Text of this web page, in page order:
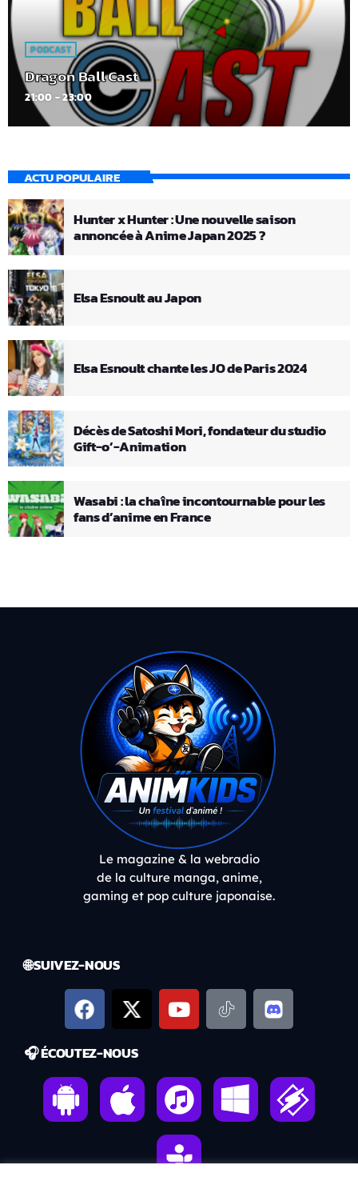
PODCAST
Dragon Ball Cast
21:00 - 23:00
ACTU POPULAIRE
Hunter x Hunter : Une nouvelle saison
annoncée à Anime Japan 2025 ?
Elsa Esnoult au Japon
Elsa Esnoult chante les JO de Paris 2024
Décès de Satoshi Mori, fondateur du studio
Gift-o’-Animation
Wasabi : la chaîne incontournable pour les
fans d’anime en France
Le magazine & la webradio
de la culture manga, anime,
gaming et pop culture japonaise.
🌐 SUIVEZ-NOUS
🎧 ÉCOUTEZ-NOUS